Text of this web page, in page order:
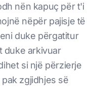
nën kapuç për t'i
nëpër pajisje të
duke përgatitur
duke arkivuar
si një përzierje
zgjidhjes së